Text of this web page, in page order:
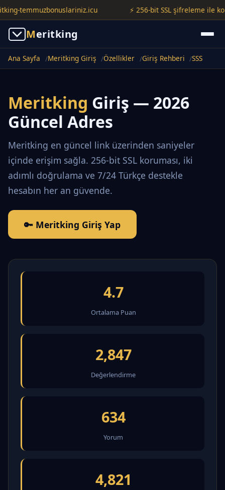
⚡ 256-bit SSL şifreleme ile
Meritking
Ana Sayfa Meritking Giriş Özellikler Giriş Rehberi SSS
Meritking Giriş — 2026
Güncel Adres
Meritking en güncel link üzerinden saniyeler
içinde erişim sağla. 256-bit SSL koruması, iki
adımlı doğrulama ve 7/24 Türkçe destekle
hesabın her an güvende.
🔑 Meritking Giriş Yap
4.7
Ortalama Puan
2,847
Değerlendirme
634
Yorum
4,821